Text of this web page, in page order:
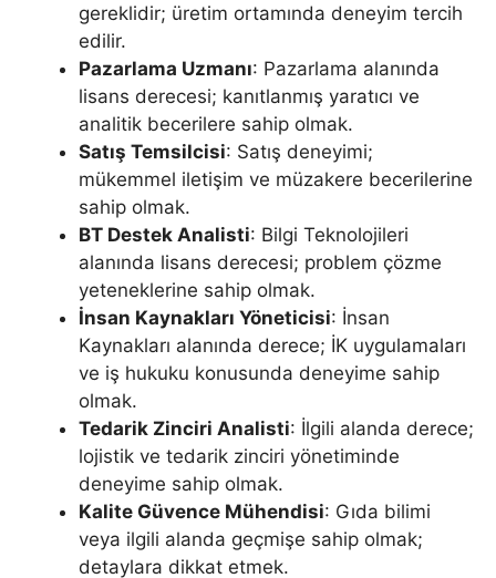
gereklidir; üretim ortamında deneyim tercih
edilir.
Pazarlama Uzmanı: Pazarlama alanında
lisans derecesi; kanıtlanmış yaratıcı ve
analitik becerilere sahip olmak.
Satış Temsilcisi: Satış deneyimi;
mükemmel iletişim ve müzakere becerilerine
sahip olmak.
BT Destek Analisti: Bilgi Teknolojileri
alanında lisans derecesi; problem çözme
yeteneklerine sahip olmak.
İnsan Kaynakları Yöneticisi: İnsan
Kaynakları alanında derece; İK uygulamaları
ve iş hukuku konusunda deneyime sahip
olmak.
Tedarik Zinciri Analisti: İlgili alanda derece;
lojistik ve tedarik zinciri yönetiminde
deneyime sahip olmak.
Kalite Güvence Mühendisi: Gıda bilimi
veya ilgili alanda geçmişe sahip olmak;
detaylara dikkat etmek.